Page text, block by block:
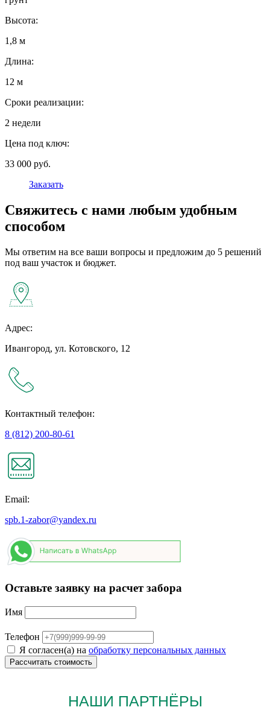
Высота:
1,8 м
Длина:
12 м
Сроки реализации:
2 недели
Цена под ключ:
33 000 руб.
Заказать
Свяжитесь с нами любым удобным
способом
Мы ответим на все ваши вопросы и предложим до 5 решений
под ваш участок и бюджет.
Адрес:
Ивангород, ул. Котовского, 12
Контактный телефон:
8 (812) 200-80-61
Email:
spb.1-zabor@yandex.ru
Оставьте заявку на расчет забора
Имя
Телефон
Я согласен(а) на обработку персональных данных
НАШИ ПАРТНЁРЫ